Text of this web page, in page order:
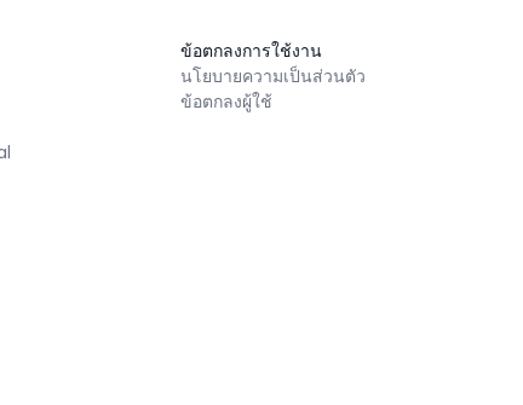
ข้อตกลงการใช้งาน
นโยบายความเป็นส่วนตัว
ข้อตกลงผู้ใช้